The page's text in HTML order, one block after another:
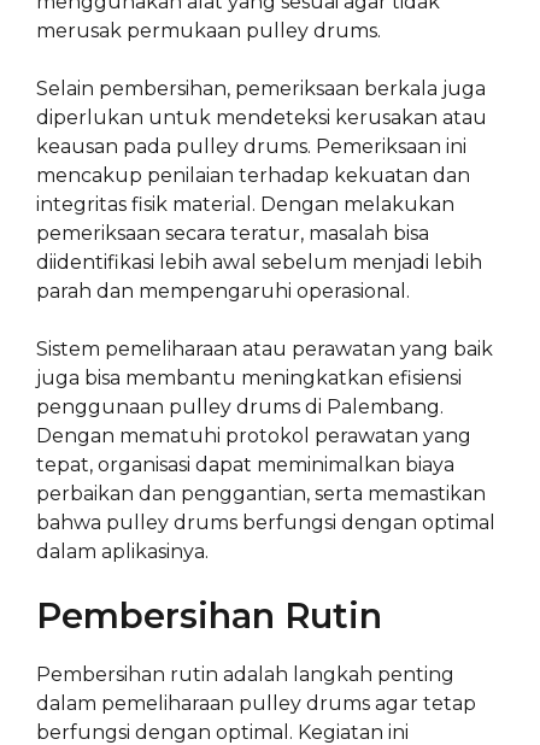
merusak permukaan pulley drums.
Selain pembersihan, pemeriksaan berkala juga
diperlukan untuk mendeteksi kerusakan atau
keausan pada pulley drums. Pemeriksaan ini
mencakup penilaian terhadap kekuatan dan
integritas fisik material. Dengan melakukan
pemeriksaan secara teratur, masalah bisa
diidentifikasi lebih awal sebelum menjadi lebih
parah dan mempengaruhi operasional.
Sistem pemeliharaan atau perawatan yang baik
juga bisa membantu meningkatkan efisiensi
penggunaan pulley drums di Palembang.
Dengan mematuhi protokol perawatan yang
tepat, organisasi dapat meminimalkan biaya
perbaikan dan penggantian, serta memastikan
bahwa pulley drums berfungsi dengan optimal
dalam aplikasinya.
Pembersihan Rutin
Pembersihan rutin adalah langkah penting
dalam pemeliharaan pulley drums agar tetap
berfungsi dengan optimal. Kegiatan ini